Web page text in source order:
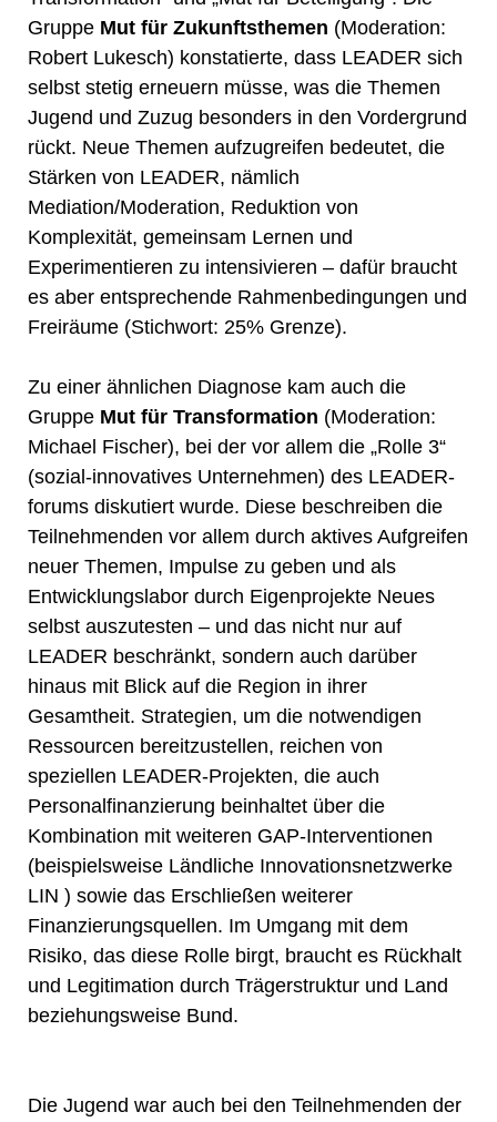
Gruppe Mut für Zukunftsthemen (Moderation:
Robert Lukesch) konstatierte, dass LEADER sich
selbst stetig erneuern müsse, was die Themen
Jugend und Zuzug besonders in den Vordergrund
rückt. Neue Themen aufzugreifen bedeutet, die
Stärken von LEADER, nämlich
Mediation/Moderation, Reduktion von
Komplexität, gemeinsam Lernen und
Experimentieren zu intensivieren – dafür braucht
es aber entsprechende Rahmenbedingungen und
Freiräume (Stichwort: 25% Grenze).
Zu einer ähnlichen Diagnose kam auch die
Gruppe Mut für Transformation (Moderation:
Michael Fischer), bei der vor allem die „Rolle 3“
(sozial-innovatives Unternehmen) des LEADER-
forums diskutiert wurde. Diese beschreiben die
Teilnehmenden vor allem durch aktives Aufgreifen
neuer Themen, Impulse zu geben und als
Entwicklungslabor durch Eigenprojekte Neues
selbst auszutesten – und das nicht nur auf
LEADER beschränkt, sondern auch darüber
hinaus mit Blick auf die Region in ihrer
Gesamtheit. Strategien, um die notwendigen
Ressourcen bereitzustellen, reichen von
speziellen LEADER-Projekten, die auch
Personalfinanzierung beinhaltet über die
Kombination mit weiteren GAP-Interventionen
(beispielsweise Ländliche Innovationsnetzwerke
LIN ) sowie das Erschließen weiterer
Finanzierungsquellen. Im Umgang mit dem
Risiko, das diese Rolle birgt, braucht es Rückhalt
und Legitimation durch Trägerstruktur und Land
beziehungsweise Bund.
Die Jugend war auch bei den Teilnehmenden der